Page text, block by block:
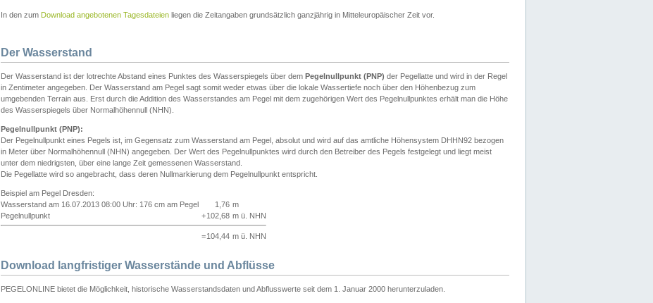
In den zum Download angebotenen Tagesdateien liegen die Zeitangaben grundsätzlich ganzjährig in Mitteleuropäischer Zeit vor.
Der Wasserstand
Der Wasserstand ist der lotrechte Abstand eines Punktes des Wasserspiegels über dem Pegelnullpunkt (PNP) der Pegellatte und wird in der Regel
in Zentimeter angegeben. Der Wasserstand am Pegel sagt somit weder etwas über die lokale Wassertiefe noch über den Höhenbezug zum
umgebenden Terrain aus. Erst durch die Addition des Wasserstandes am Pegel mit dem zugehörigen Wert des Pegelnullpunktes erhält man die Höhe
des Wasserspiegels über Normalhöhennull (NHN).
Pegelnullpunkt (PNP):
Der Pegelnullpunkt eines Pegels ist, im Gegensatz zum Wasserstand am Pegel, absolut und wird auf das amtliche Höhensystem DHHN92 bezogen
in Meter über Normalhöhennull (NHN) angegeben. Der Wert des Pegelnullpunktes wird durch den Betreiber des Pegels festgelegt und liegt meist
unter dem niedrigsten, über eine lange Zeit gemessenen Wasserstand.
Die Pegellatte wird so angebracht, dass deren Nullmarkierung dem Pegelnullpunkt entspricht.
Beispiel am Pegel Dresden:
Wasserstand am 16.07.2013 08:00 Uhr: 176 cm am Pegel
1,76 m
Pegelnullpunkt
+102,68 m ü. NHN
=104,44 m ü. NHN
Download langfristiger Wasserstände und Abflüsse
PEGELONLINE bietet die Möglichkeit, historische Wasserstandsdaten und Abflusswerte seit dem 1. Januar 2000 herunterzuladen.